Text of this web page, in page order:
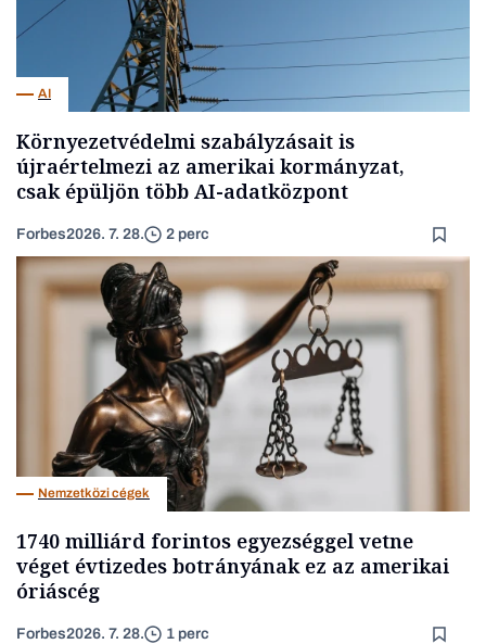
AI
Környezetvédelmi szabályzásait is
újraértelmezi az amerikai kormányzat,
csak épüljön több AI-adatközpont
Forbes2026. 7. 28. 2 perc
Nemzetközi cégek
1740 milliárd forintos egyezséggel vetne
véget évtizedes botrányának ez az amerikai
óriáscég
Forbes2026. 7. 28. 1 perc